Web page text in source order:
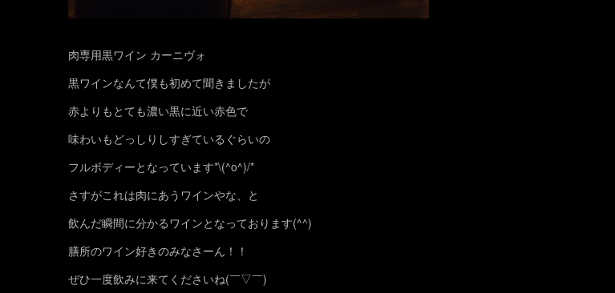
肉専用黒ワイン カーニヴォ
黒ワインなんて僕も初めて聞きましたが
赤よりもとても濃い黒に近い赤色で
味わいもどっしりしすぎているぐらいの
フルボディーとなっています*\(^o^)/*
さすがこれは肉にあうワインやな、と
飲んだ瞬間に分かるワインとなっております(^^)
膳所のワイン好きのみなさーん！！
ぜひ一度飲みに来てくださいね(￣▽￣)